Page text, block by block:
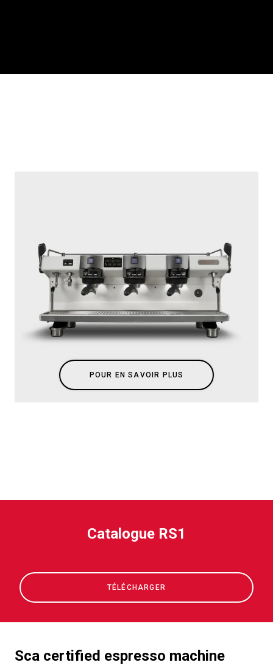
POUR EN SAVOIR PLUS
Catalogue RS1
TÉLÉCHARGER
Sca certified espresso machine